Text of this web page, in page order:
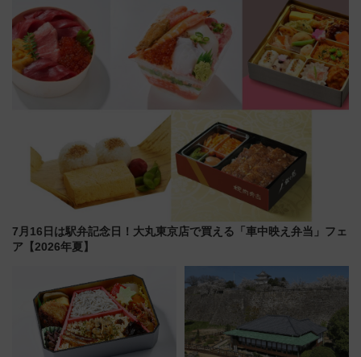
発売
品グルメ登場で駅前の過ごし方
はどう変わる？
7月16日は駅弁記念日！大丸東京店で買える「車中映え弁当」フェ
ア【2026年夏】